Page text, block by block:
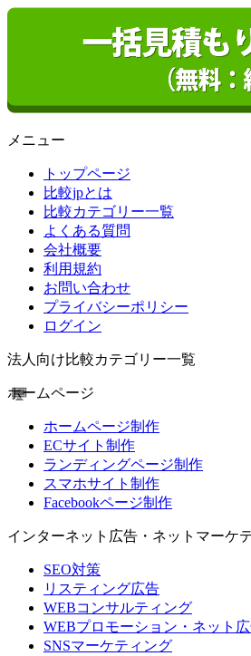
メニュー
トップページ
比較jpとは
比較カテゴリー一覧
よくある質問
会社概要
利用規約
お問い合わせ
プライバシーポリシー
ログイン
法人向け比較カテゴリー一覧
ホームページ
ホームページ制作
ECサイト制作
ランディングページ制作
スマホサイト制作
Facebookページ制作
インターネット広告・ネットマーケ
SEO対策
リスティング広告
WEBコンサルティング
WEBプロモーション・ネット
SNSマーケティング